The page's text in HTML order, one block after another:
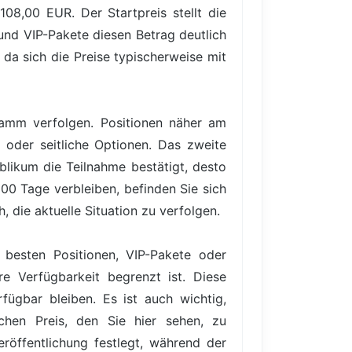
EUR. Der Startpreis stellt die
VIP-Pakete diesen Betrag deutlich
sich die Preise typischerweise mit
verfolgen. Positionen näher am
seitliche Optionen. Das zweite
die Teilnahme bestätigt, desto
Tage verbleiben, befinden Sie sich
die aktuelle Situation zu verfolgen.
Positionen, VIP-Pakete oder
Verfügbarkeit begrenzt ist. Diese
bleiben. Es ist auch wichtig,
Preis, den Sie hier sehen, zu
festlegt, während der